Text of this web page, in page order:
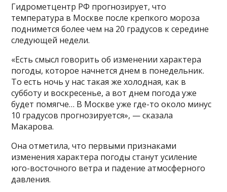
Гидрометцентр РФ прогнозирует, что
температура в Москве после крепкого мороза
поднимется более чем на 20 градусов к середине
следующей недели.
«Есть смысл говорить об изменении характера
погоды, которое начнется днем в понедельник.
То есть ночь у нас такая же холодная, как в
субботу и воскресенье, а вот днем погода уже
будет помягче… В Москве уже где-то около минус
10 градусов прогнозируется», — сказала
Макарова.
Она отметила, что первыми признаками
изменения характера погоды станут усиление
юго-восточного ветра и падение атмосферного
давления.